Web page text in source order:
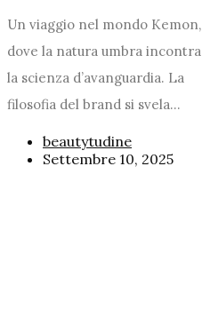
Un viaggio nel mondo Kemon,
dove la natura umbra incontra
la scienza d’avanguardia. La
filosofia del brand si svela...
beautytudine
Settembre 10, 2025